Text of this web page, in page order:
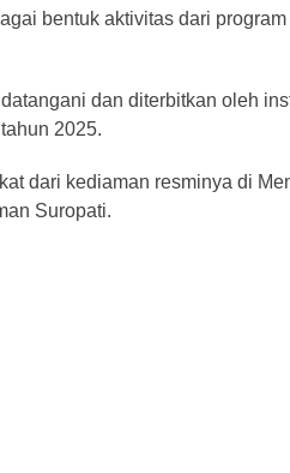
bentuk aktivitas dari
dan diterbitkan oleh
2025.
dari kediaman resminya di
Suropati.